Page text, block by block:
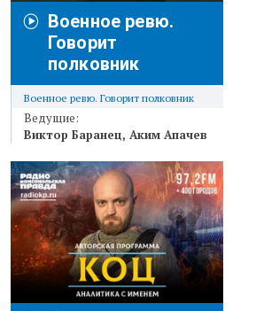
Военное ревю.
Говорит
полковник
Военное ревю. Говорит полковник
Ведущие:
Виктор Баранец Аким Апачев